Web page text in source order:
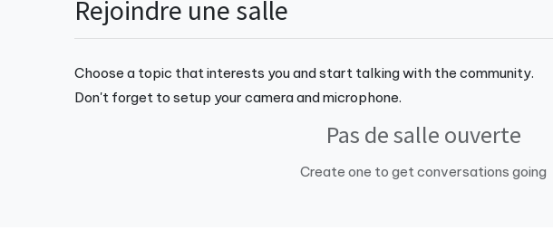
Rejoindre une salle
Choose a topic that interests you and start talking with the community.
Don't forget to setup your camera and microphone.
Pas de salle ouverte
Create one to get conversations going